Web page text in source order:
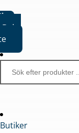
Boka
Butiker